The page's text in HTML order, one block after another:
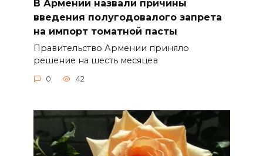
В Армении назвали причины
введения полугодовалого запрета
на импорт томатной пасты
Правительство Армении приняло
решение на шесть месяцев
0 42